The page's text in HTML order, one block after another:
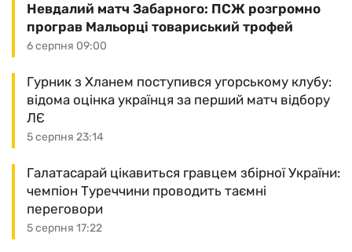
6 серпня 09:00
Невдалий матч Забарного: ПСЖ розгромно
програв Мальорці товариський трофей
5 серпня 23:14
Гурник з Хланем поступився угорському клубу:
відома оцінка українця за перший матч відбору
ЛЄ
5 серпня 17:22
Галатасарай цікавиться гравцем збірної України:
чемпіон Туреччини проводить таємні
переговори